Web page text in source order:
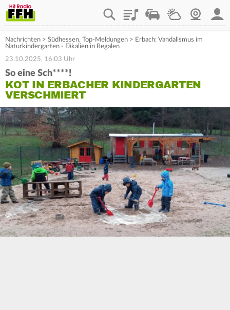
PlaylistStaupilotWetterWebcam
Nachrichten > Südhessen, Top-Meldungen > Erbach: Vandalismus im
Naturkindergarten - Fäkalien in Regalen
23.10.2025, 16:03 Uhr
So eine Sch****!
KOT IN ERBACHER KINDERGARTEN
VERSCHMIERT